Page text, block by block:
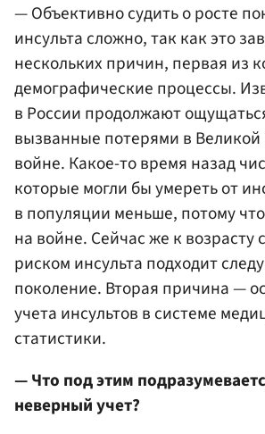
— Объективно судить о росте
инсульта сложно, так как это
нескольких причин, первая из
демографические процессы.
в России продолжают
вызванные потерями в
войне. Какое-то время назад
которые могли бы умереть от
в популяции меньше, потому
на войне. Сейчас же к
риском инсульта подходит
поколение. Вторая причина —
учета инсультов в системе
статистики.
— Что под этим
неверный учет?